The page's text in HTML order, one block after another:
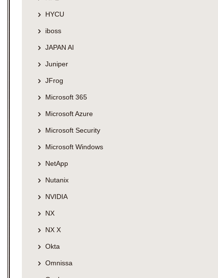
HYCU
iboss
JAPAN AI
Juniper
JFrog
Microsoft 365
Microsoft Azure
Microsoft Security
Microsoft Windows
NetApp
Nutanix
NVIDIA
NX
NX X
Okta
Omnissa